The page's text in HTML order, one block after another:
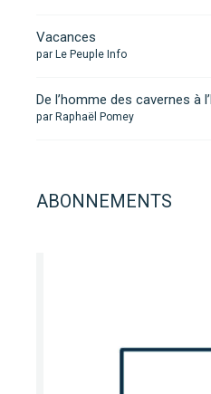
Vacances
par Le Peuple Info
De l’homme des cavernes à
par Raphaël Pomey
ABONNEMENTS